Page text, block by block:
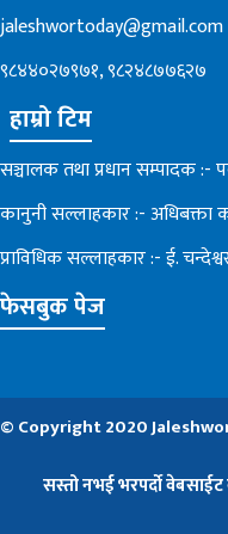
jaleshwortoday@gmail.com
९८४४०२७९७१, ९८२४८७७६२७
हाम्रो टिम
सञ्चालक तथा प्रधान सम्पादक
कानुनी सल्लाहकार :- अधिबक्ता
प्राविधिक सल्लाहकार :- ई.
फेसबुक पेज
© Copyright 2020
सस्तो नभई भरपर्दाे वेबसाईट